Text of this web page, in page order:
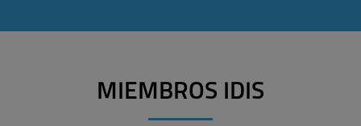
MIEMBROS IDIS